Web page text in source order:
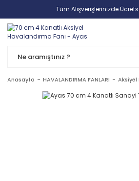
Tüm Alışverişlerinizde
Anasayfa HAVALANDIRMA FANLARI Aksiyel